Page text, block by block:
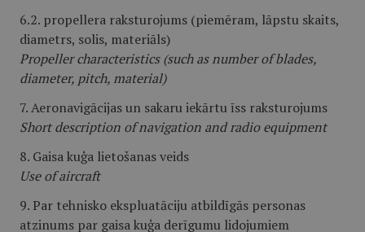
6.2. propellera raksturojums (piemēram, lāpstu skaits,
diametrs, solis, materiāls)
Propeller characteristics (such as number of blades,
diameter, pitch, material)
7. Aeronavigācijas un sakaru iekārtu īss raksturojums
Short description of navigation and radio equipment
8. Gaisa kuģa lietošanas veids
Use of aircraft
9. Par tehnisko ekspluatāciju atbildīgās personas
atzinums par gaisa kuģa derīgumu lidojumiem